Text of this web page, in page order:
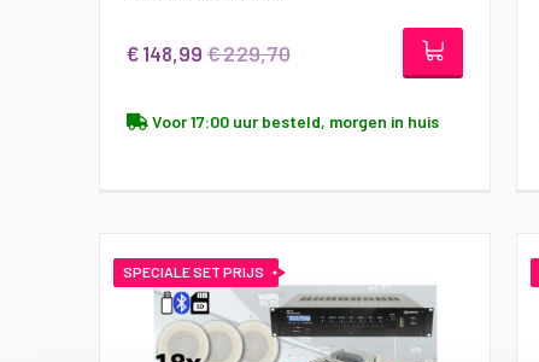
€ 148,99 € 229,70
Voor 17:00 uur besteld, morgen in huis
SPECIALE SET PRIJS